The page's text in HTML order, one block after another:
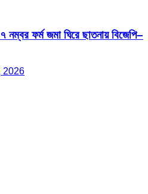
ফর্ম জমা ঘিরে ছাতনায় বিজেপি–
2026